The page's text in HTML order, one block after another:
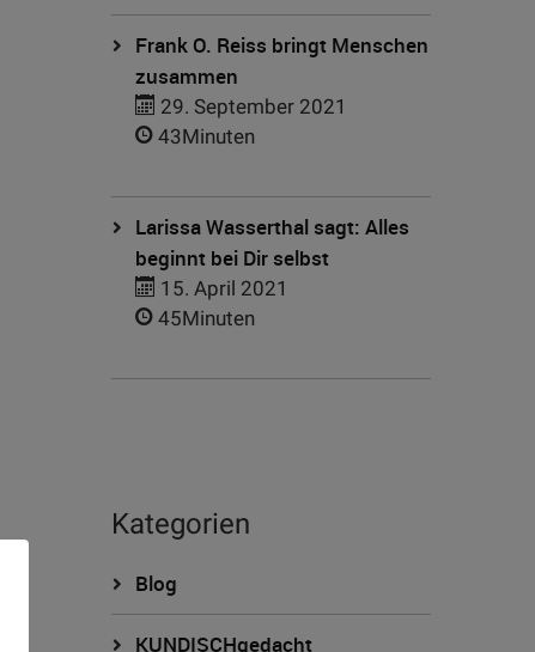
Frank O. Reiss bringt Menschen
zusammen
29. September 2021
43Minuten
Larissa Wasserthal sagt: Alles
beginnt bei Dir selbst
15. April 2021
45Minuten
Kategorien
Blog
KUNDISCHgedacht